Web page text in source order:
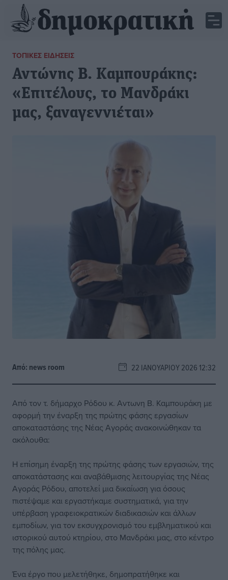
ΤΟΠΙΚΈΣ ΕΙΔΉΣΕΙΣ
Αντώνης Β. Καμπουράκης:
«Επιτέλους, το Μανδράκι
μας, ξαναγεννιέται»
Από: news room 22 ΙΑΝΟΥΑΡΊΟΥ 2026 12:32
Από τον τ. δήμαρχο Ρόδου κ. Αντωνη Β. Καμπουράκη με
αφορμή την έναρξη της πρώτης φάσης εργασίων
αποκαταστάσης της Νέας Αγοράς ανακοινώθηκαν τα
ακόλουθα:
Η επίσημη έναρξη της πρώτης φάσης των εργασιών, της
αποκατάστασης και αναβάθμισης λειτουργίας της Νέας
Αγοράς Ρόδου, αποτελεί μια δικαίωση για όσους
πιστέψαμε και εργαστήκαμε συστηματικά, για την
υπέρβαση γραφειοκρατικών διαδικασιών και άλλων
εμποδίων, για τον εκσυγχρονισμό του εμβληματικού και
ιστορικού αυτού κτηρίου, στο Μανδράκι μας, στο κέντρο
της πόλης μας.
Ένα έργο που μελετήθηκε, δημοπρατήθηκε και